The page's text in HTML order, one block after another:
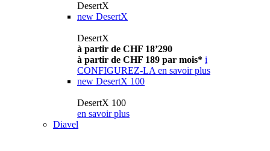
DesertX
new DesertX
DesertX
à partir de CHF 18’290
à partir de CHF 189 par mois* i
CONFIGUREZ-LA en savoir plus
new DesertX 100
DesertX 100
en savoir plus
Diavel